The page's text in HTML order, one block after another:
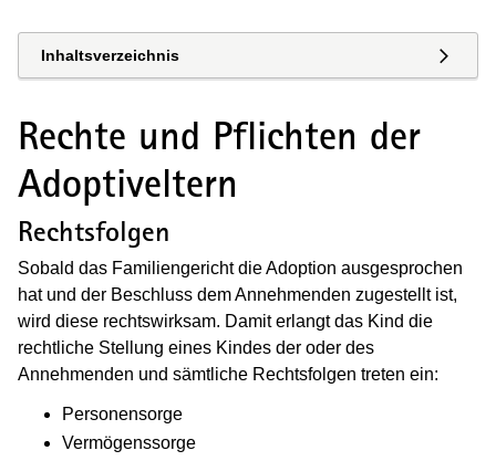
Inhaltsverzeichnis
Rechte und Pflichten der
Adoptiveltern
Rechtsfolgen
Sobald das Familiengericht die Adoption ausgesprochen
hat und der Beschluss dem Annehmenden zugestellt ist,
wird diese rechtswirksam. Damit erlangt das Kind die
rechtliche Stellung eines Kindes der oder des
Annehmenden und sämtliche Rechtsfolgen treten ein:
Personensorge
Vermögenssorge